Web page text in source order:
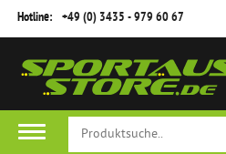
Hotline: +49 (0) 3435 - 979 60 67